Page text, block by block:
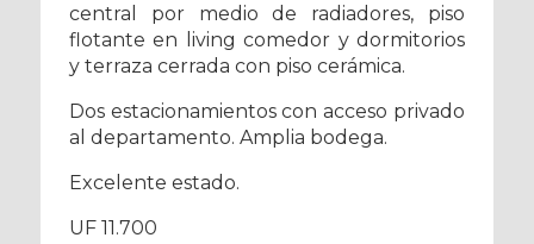
central por medio de radiadores, piso
flotante en living comedor y dormitorios
y terraza cerrada con piso cerámica.
Dos estacionamientos con acceso privado
al departamento. Amplia bodega.
Excelente estado.
UF 11.700